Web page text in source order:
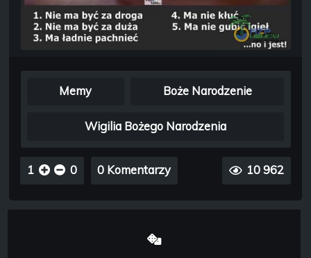
Memy Boże Narodzenie
Wigilia Bożego Narodzenia
1 0 0 Komentarzy 10 962